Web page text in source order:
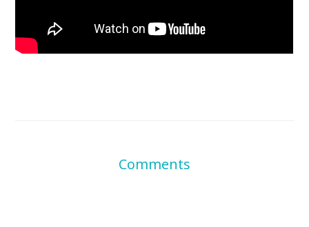
Comments